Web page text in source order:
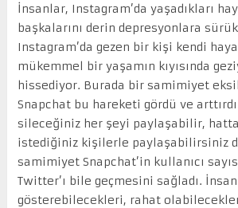
İnsanlar, Instagram’da yaşadıkları
başkalarını derin depresyonlara
Instagram’da gezen bir kişi kendi
mükemmel bir yaşamın kıyısında
hissediyor. Burada bir samimiyet
Snapchat bu hareketi gördü ve
sileceğiniz her şeyi paylaşabilir,
istediğiniz kişilerle paylaşabilirsiniz
samimiyet Snapchat’in kullanıcı
Twitter’ı bile geçmesini sağladı.
gösterebilecekleri, rahat